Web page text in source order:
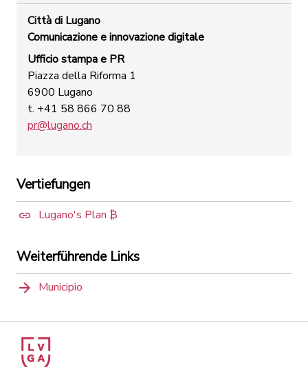
Città di Lugano
Comunicazione e innovazione digitale
Ufficio stampa e PR
Piazza della Riforma 1
6900 Lugano
t. +41 58 866 70 88
pr@lugano.ch
Vertiefungen
Lugano's Plan ₿
Weiterführende Links
Municipio